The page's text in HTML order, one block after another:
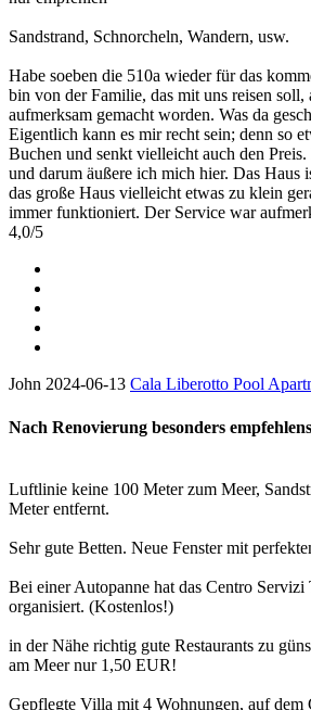
Sandstrand, Schnorcheln, Wandern, usw.
Habe soeben die 510a wieder für das
bin von der Familie, das mit uns reisen
aufmerksam gemacht worden. Was da
Eigentlich kann es mir recht sein; denn so
Buchen und senkt vielleicht auch den
und darum äußere ich mich hier. Das Haus
das große Haus vielleicht etwas zu klein
immer funktioniert. Der Service war
4,0/5
John 2024-06-13 Cala Liberotto Pool
Nach Renovierung besonders
Luftlinie keine 100 Meter zum Meer,
Meter entfernt.
Sehr gute Betten. Neue Fenster mit
Bei einer Autopanne hat das Centro
organisiert. (Kostenlos!)
in der Nähe richtig gute Restaurants zu
am Meer nur 1,50 EUR!
Gepflegte Villa mit 4 Wohnungen, auf dem